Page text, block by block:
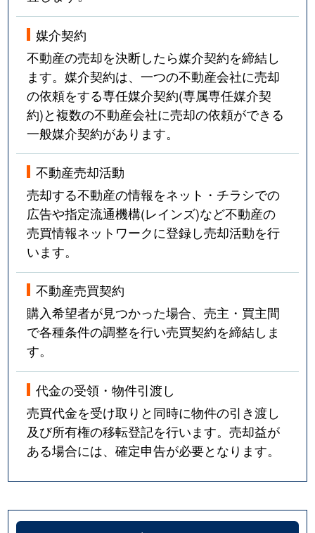
媒介契約
不動産の売却を決断したら媒介契約を締結し
ます。媒介契約は、一つの不動産会社に売却
の依頼をする専任媒介契約(専属専任媒介契
約)と複数の不動産会社に売却の依頼ができる
一般媒介契約があります。
不動産売却活動
売却する不動産の情報をネット・チラシでの
広告や指定流通機構(レインズ)など不動産の
売買情報ネットワークに登録し売却活動を行
います。
不動産売買契約
購入希望者が見つかった場合、売主・買主間
で各種条件の調整を行い売買契約を締結しま
す。
代金の受領・物件引渡し
売買代金を受け取りと同時に物件の引き渡し
及び所有権の移転登記を行います。売却益が
ある場合には、確定申告が必要となります。